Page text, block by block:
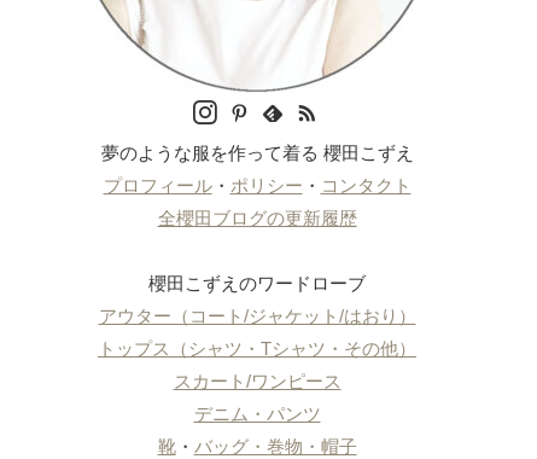
夢のような服を作って着る 櫻田こずえ
プロフィール・ ポリシー ・ コンタクト
全櫻田ブログの更新履歴
櫻田こずえのワードローブ
アウター（コート/ジャケット/はおり）
トップス（シャツ・Tシャツ・その他）
スカート/ワンピース
デニム・パンツ
靴・ バッグ・巻物・帽子